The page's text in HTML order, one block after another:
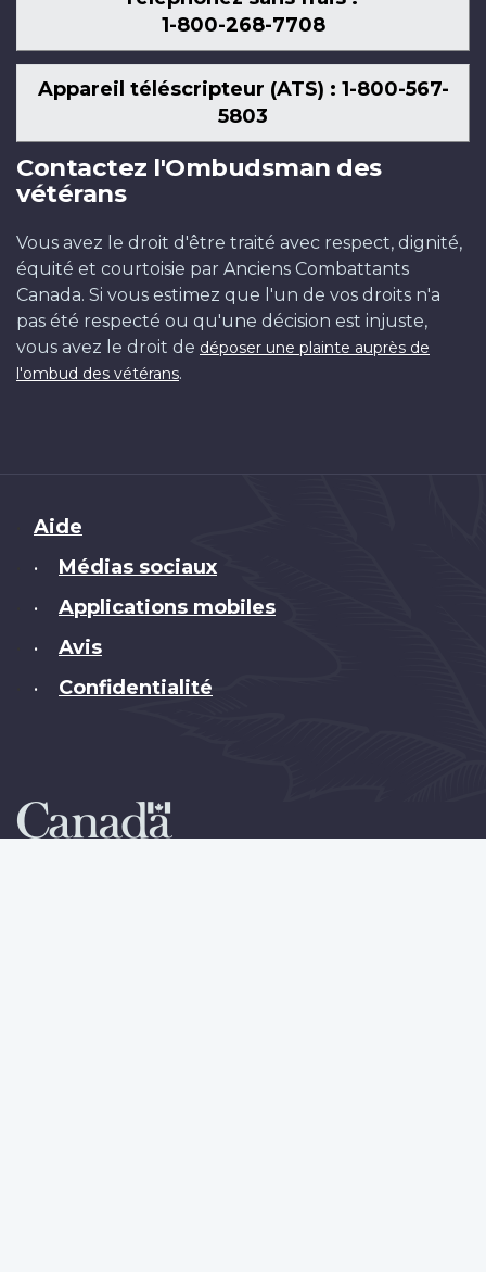
1-800-268-7708
Appareil téléscripteur (ATS) : 1-800-567-
5803
Contactez l'Ombudsman des
vétérans
Vous avez le droit d'être traité avec respect, dignité,
équité et courtoisie par Anciens Combattants
Canada. Si vous estimez que l'un de vos droits n'a
pas été respecté ou qu'une décision est injuste,
vous avez le droit de déposer une plainte auprès de
l'ombud des vétérans.
Brand
Aide
• Médias sociaux
• Applications mobiles
• Avis
• Confidentialité